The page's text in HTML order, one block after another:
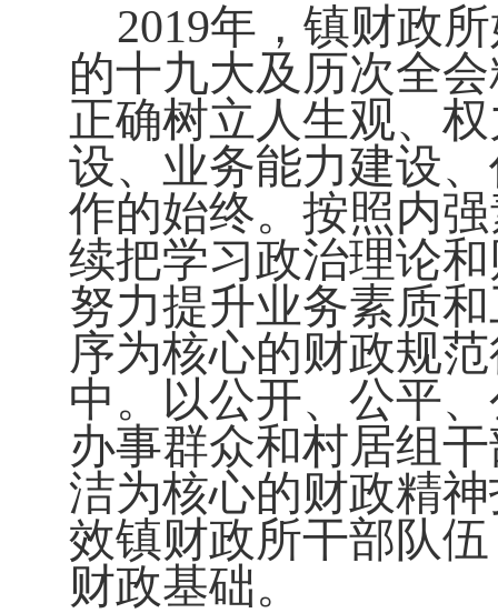
2019年，镇财政
的十九大及历次全
正确树立人生观、
设、业务能力建设
作的始终。按照内
续把学习政治理论
努力提升业务素质
序为核心的财政规
中。以公开、公平
办事群众和村居组
洁为核心的财政精
效镇财政所干部队
财政基础。